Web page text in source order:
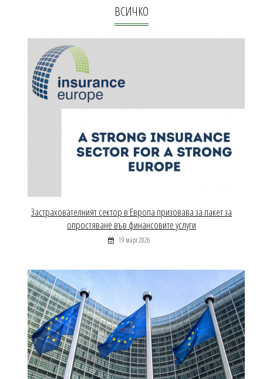
ВСИЧКО
Застрахователният сектор в Европа призовава за пакет за
опростяване във финансовите услуги
19 март 2026